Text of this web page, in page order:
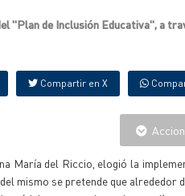
"Plan de Inclusión Educativa", a
Compartir en X
María del Riccio, elogió la
mismo se pretende que